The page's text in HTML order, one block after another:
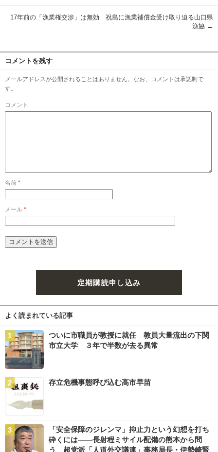
17年前の「漁業権交渉」は無効 祝島に漁業補償金受け取り迫る山口県
漁協 →
コメントを残す
メールアドレスが公開されることはありません。なお、コメントは承認制で
す。
コメント
名前 *
メール *
定期購読申し込み
よく読まれている記事
ついに市職員が教授に就任 教員大量流出の下関
市立大学 ３年で半数が去る異常
存立危機事態呼び込む高市早苗
「安全保障のジレンマ」抑止力という幻想を打ち
砕くには――長射程ミサイル配備の熊本から問
う 超党派「人道外交議連」事務局長・伊勢崎賢